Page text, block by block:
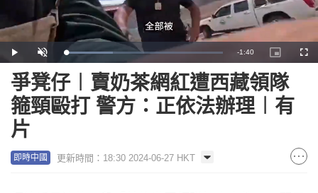
Play Unmute Loaded:
30.99%
Remaining
Time
-1:40
Picture-
in-
爭凳仔︱賣奶茶網紅遭西藏領隊
箍頸毆打 警方：正依法辦理︱有
片
即時中國 更新時間：18:30 2024-06-27 HKT